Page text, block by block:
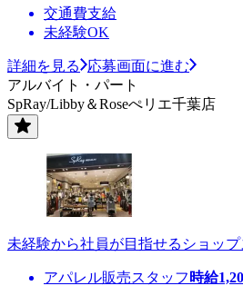
交通費支給
未経験OK
詳細を見る
応募画面に進む
アルバイト・パート
SpRay/Libby＆Roseぺリエ千葉店
未経験から社員が目指せるショッ
アパレル販売スタッフ 時給